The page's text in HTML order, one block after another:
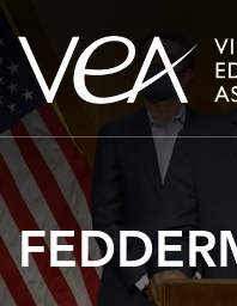
Ir
al
contenido